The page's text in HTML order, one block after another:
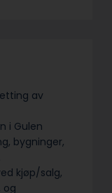
av
i Gulen
bygninger,
kjøp/salg,
og